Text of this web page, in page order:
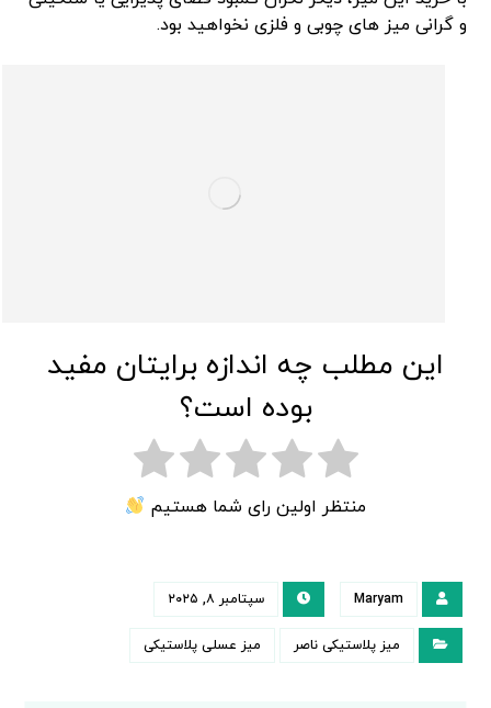
و گرانی میز های چوبی و فلزی نخواهید بود.
این مطلب چه اندازه برایتان مفید
بوده است؟
منتظر اولین رای شما هستیم
Maryam سپتامبر ۸, ۲۰۲۵
میز پلاستیکی ناصر میز عسلی پلاستیکی